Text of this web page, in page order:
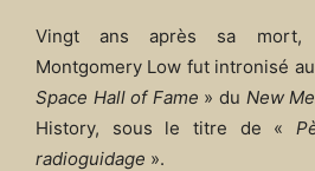
Vingt ans après sa mort,
Montgomery Low fut intronisé
Space Hall of Fame » du New
History, sous le titre de «
radioguidage ».